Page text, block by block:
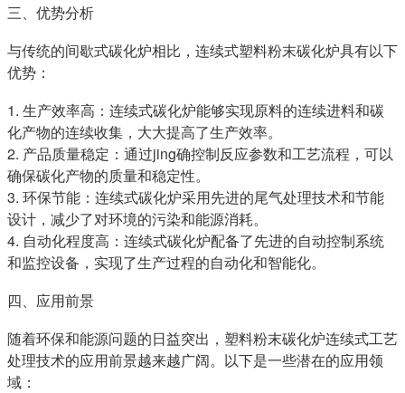
三、优势分析
与传统的间歇式碳化炉相比，连续式塑料粉末碳化炉具有以下
优势：
1. 生产效率高：连续式碳化炉能够实现原料的连续进料和碳
化产物的连续收集，大大提高了生产效率。
2. 产品质量稳定：通过jing确控制反应参数和工艺流程，可以
确保碳化产物的质量和稳定性。
3. 环保节能：连续式碳化炉采用先进的尾气处理技术和节能
设计，减少了对环境的污染和能源消耗。
4. 自动化程度高：连续式碳化炉配备了先进的自动控制系统
和监控设备，实现了生产过程的自动化和智能化。
四、应用前景
随着环保和能源问题的日益突出，塑料粉末碳化炉连续式工艺
处理技术的应用前景越来越广阔。以下是一些潜在的应用领
域：